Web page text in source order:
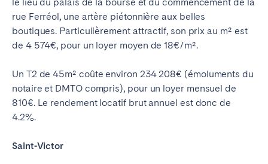
rue Ferréol, une artère piétonnière aux belles
boutiques. Particulièrement attractif, son prix au m² est
de 4 574€, pour un loyer moyen de 18€/m².
Un T2 de 45m² coûte environ 234 208€ (émoluments du
notaire et DMTO compris), pour un loyer mensuel de
810€. Le rendement locatif brut annuel est donc de
4.2%.
Saint-Victor